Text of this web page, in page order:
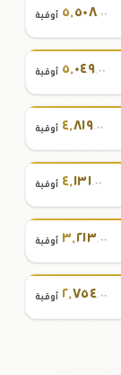
٥,٥٠٨.٠٠ أوقية
٥,٠٤٩.٠٠ أوقية
٤,٨١٩.٠٠ أوقية
٤,١٣١.٠٠ أوقية
٣,٢١٣.٠٠ أوقية
٢ ,٧٥٤.٠٠ أوقية